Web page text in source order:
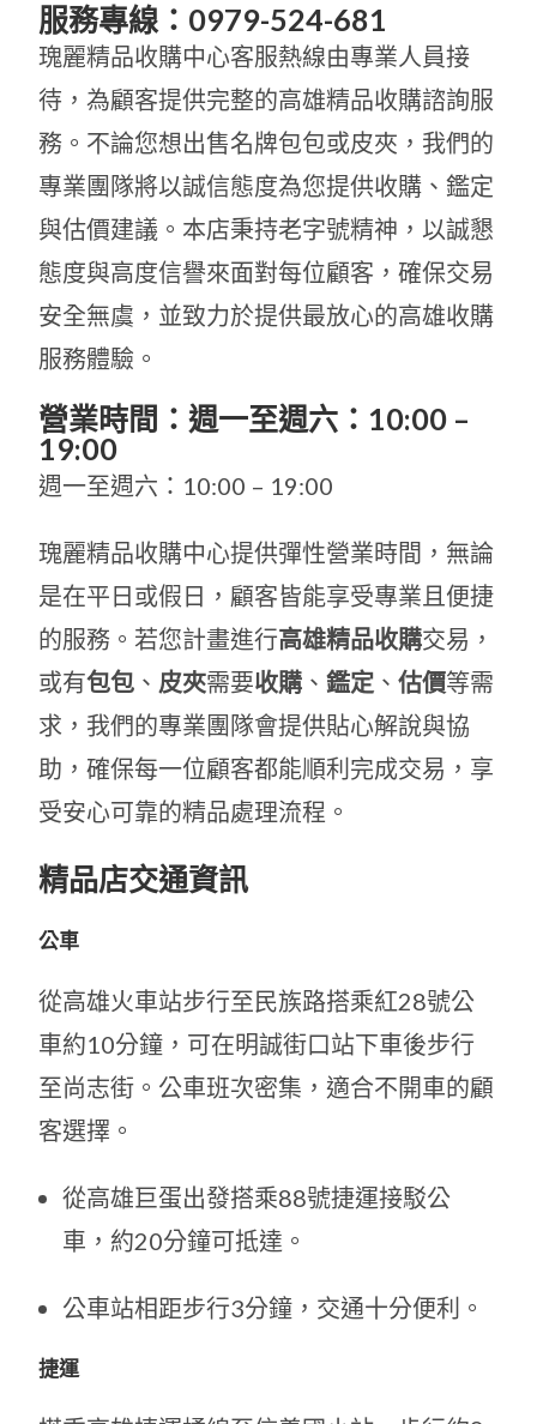
服務專線：0979-524-681
瑰麗精品收購中心客服熱線由專業人員接
待，為顧客提供完整的高雄精品收購諮詢服
務。不論您想出售名牌包包或皮夾，我們的
專業團隊將以誠信態度為您提供收購、鑑定
與估價建議。本店秉持老字號精神，以誠懇
態度與高度信譽來面對每位顧客，確保交易
安全無虞，並致力於提供最放心的高雄收購
服務體驗。
營業時間：週一至週六：10:00 –
19:00
週一至週六：10:00 – 19:00
瑰麗精品收購中心提供彈性營業時間，無論
是在平日或假日，顧客皆能享受專業且便捷
的服務。若您計畫進行高雄精品收購交易，
或有包包 、 皮夾需要收購 、鑑定 、估價等需
求，我們的專業團隊會提供貼心解說與協
助，確保每一位顧客都能順利完成交易，享
受安心可靠的精品處理流程。
精品店交通資訊
公車
從高雄火車站步行至民族路搭乘紅28號公
車約10分鐘，可在明誠街口站下車後步行
至尚志街。公車班次密集，適合不開車的顧
客選擇。
從高雄巨蛋出發搭乘88號捷運接駁公
車，約20分鐘可抵達。
公車站相距步行3分鐘，交通十分便利。
捷運